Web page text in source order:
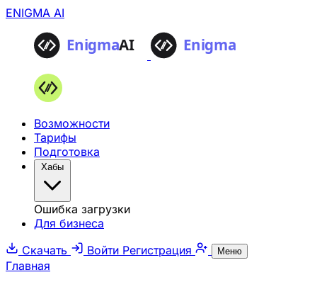
ENIGMA AI
Возможности
Тарифы
Подготовка
Хабы
Ошибка загрузки
Для бизнеса
Скачать
Войти Регистрация Меню
Главная